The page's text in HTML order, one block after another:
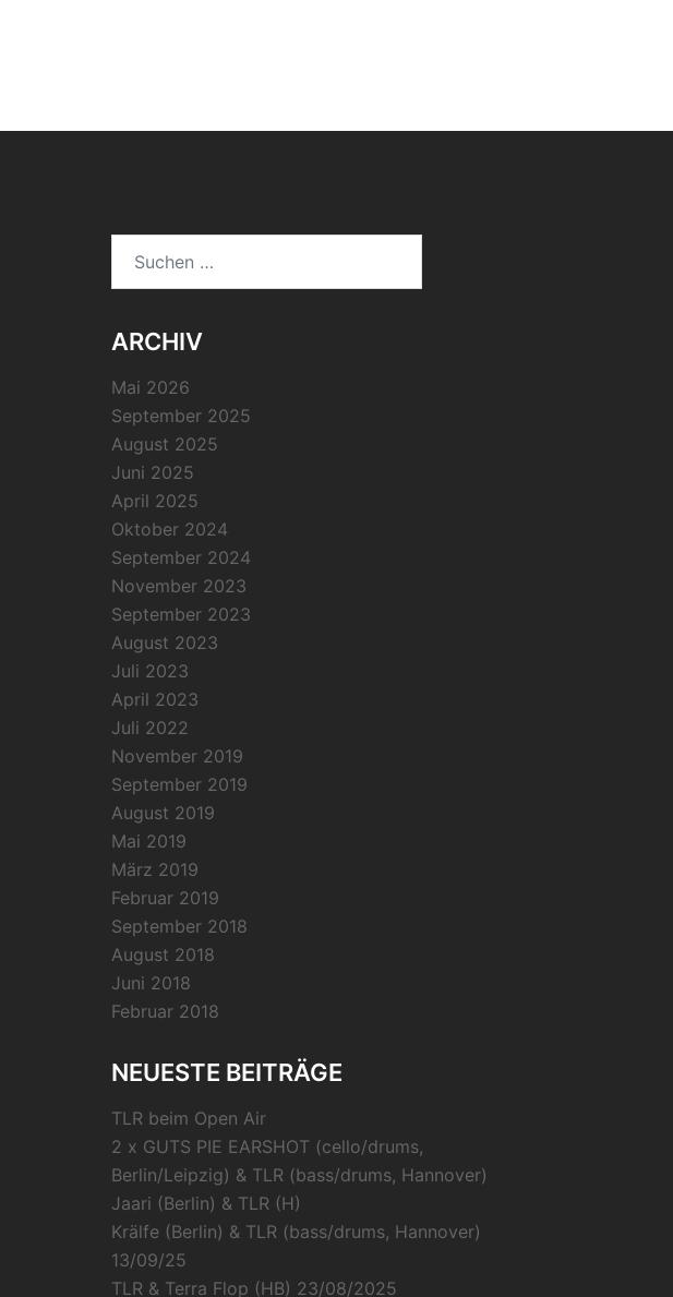
ARCHIV
Mai 2026
September 2025
August 2025
Juni 2025
April 2025
Oktober 2024
September 2024
November 2023
September 2023
August 2023
Juli 2023
April 2023
Juli 2022
November 2019
September 2019
August 2019
Mai 2019
März 2019
Februar 2019
September 2018
August 2018
Juni 2018
Februar 2018
NEUESTE BEITRÄGE
TLR beim Open Air
2 x GUTS PIE EARSHOT (cello/drums,
Berlin/Leipzig) & TLR (bass/drums, Hannover)
Jaari (Berlin) & TLR (H)
Krälfe (Berlin) & TLR (bass/drums, Hannover)
13/09/25
TLR & Terra Flop (HB) 23/08/2025